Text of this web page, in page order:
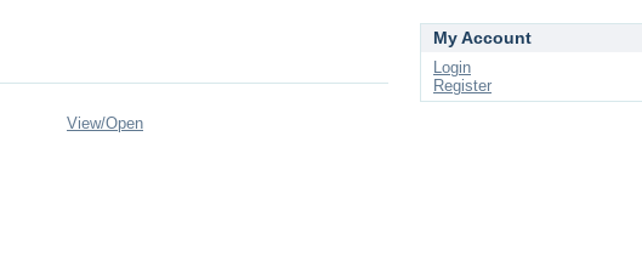
View/Open
My Account
Login
Register